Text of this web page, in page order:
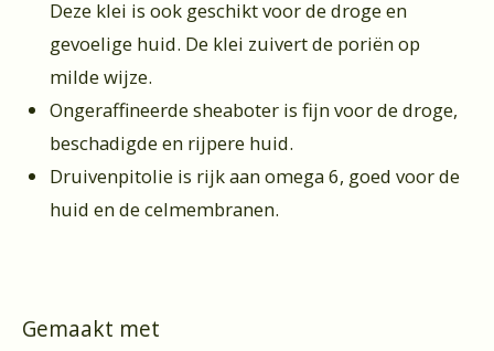
Deze klei is ook geschikt voor de droge en
gevoelige huid. De klei zuivert de poriën op
milde wijze.
Ongeraffineerde sheaboter is fijn voor de droge,
beschadigde en rijpere huid.
Druivenpitolie is rijk aan omega 6, goed voor de
huid en de celmembranen.
Gemaakt met